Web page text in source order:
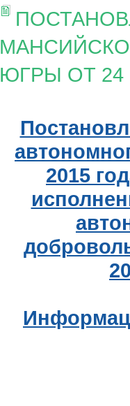
ЮГРЫ ОТ 24
2015